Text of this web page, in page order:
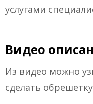
услугами
Видео
Из видео можно
сделать